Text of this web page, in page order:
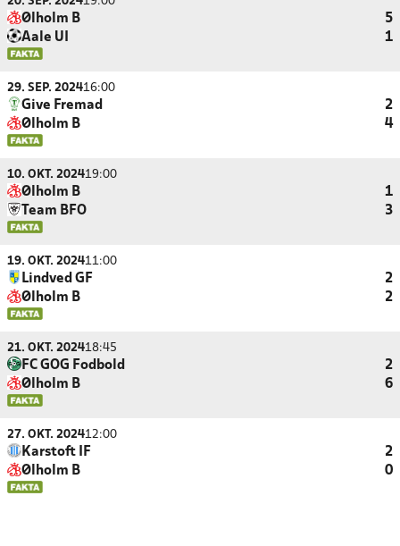
Ølholm B
5
Aale UI
1
29. SEP. 202416:00
Give Fremad
2
Ølholm B
4
10. OKT. 202419:00
Ølholm B
1
Team BFO
3
19. OKT. 202411:00
Lindved GF
2
Ølholm B
2
21. OKT. 202418:45
FC GOG Fodbold
2
Ølholm B
6
27. OKT. 202412:00
Karstoft IF
2
Ølholm B
0